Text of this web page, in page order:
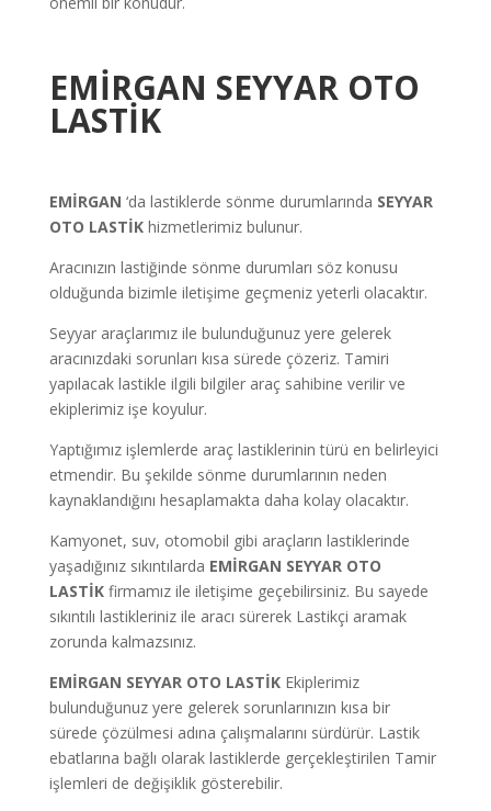
EMİRGAN SEYYAR OTO
LASTİK
EMİRGAN ‘da lastiklerde sönme durumlarında SEYYAR
OTO LASTİK hizmetlerimiz bulunur.
Aracınızın lastiğinde sönme durumları söz konusu
olduğunda bizimle iletişime geçmeniz yeterli olacaktır.
Seyyar araçlarımız ile bulunduğunuz yere gelerek
aracınızdaki sorunları kısa sürede çözeriz. Tamiri
yapılacak lastikle ilgili bilgiler araç sahibine verilir ve
ekiplerimiz işe koyulur.
Yaptığımız işlemlerde araç lastiklerinin türü en belirleyici
etmendir. Bu şekilde sönme durumlarının neden
kaynaklandığını hesaplamakta daha kolay olacaktır.
Kamyonet, suv, otomobil gibi araçların lastiklerinde
yaşadığınız sıkıntılarda EMİRGAN SEYYAR OTO
LASTİK firmamız ile iletişime geçebilirsiniz. Bu sayede
sıkıntılı lastikleriniz ile aracı sürerek Lastikçi aramak
zorunda kalmazsınız.
EMİRGAN SEYYAR OTO LASTİK Ekiplerimiz
bulunduğunuz yere gelerek sorunlarınızın kısa bir
sürede çözülmesi adına çalışmalarını sürdürür. Lastik
ebatlarına bağlı olarak lastiklerde gerçekleştirilen Tamir
işlemleri de değişiklik gösterebilir.